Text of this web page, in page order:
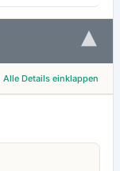
▾
Alle Details einklappen